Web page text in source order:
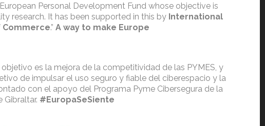
Personal Development Fund whose objective is
research. It has been supported in this by International
Commerce.” A way to make Europe
es la mejora de la competitividad de las PYMES, y
de impulsar el uso seguro y fiable del ciberespacio y la
con el apoyo del Programa Pyme Cibersegura de la
Gibraltar. #EuropaSeSiente